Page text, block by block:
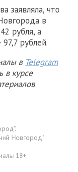
заявляла, что
в
рубля, а
рублей.
в Telegram
в курсе
Новгород"
18+